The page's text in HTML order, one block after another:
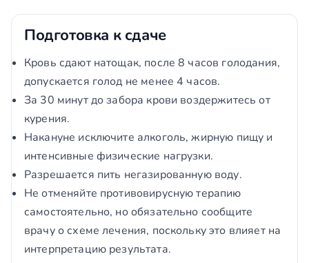
Подготовка к сдаче
Кровь сдают натощак, после 8 часов голодания,
допускается голод не менее 4 часов.
За 30 минут до забора крови воздержитесь от
курения.
Накануне исключите алкоголь, жирную пищу и
интенсивные физические нагрузки.
Разрешается пить негазированную воду.
Не отменяйте противовирусную терапию
самостоятельно, но обязательно сообщите
врачу о схеме лечения, поскольку это влияет на
интерпретацию результата.